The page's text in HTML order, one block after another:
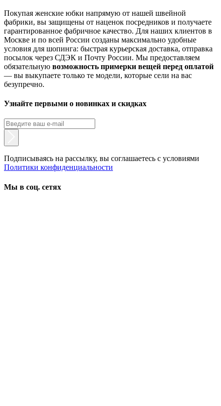
Покупая женские юбки напрямую от нашей швейной
фабрики, вы защищены от наценок посредников и получаете
гарантированное фабричное качество. Для наших клиентов в
Москве и по всей России созданы максимально удобные
условия для шопинга: быстрая курьерская доставка, отправка
посылок через СДЭК и Почту России. Мы предоставляем
обязательную возможность примерки вещей перед оплатой
— вы выкупаете только те модели, которые сели на вас
безупречно.
Узнайте первыми о новинках и скидках
Подписываясь на рассылку, вы соглашаетесь с условиями
Политики конфиденциальности
Мы в соц. сетях